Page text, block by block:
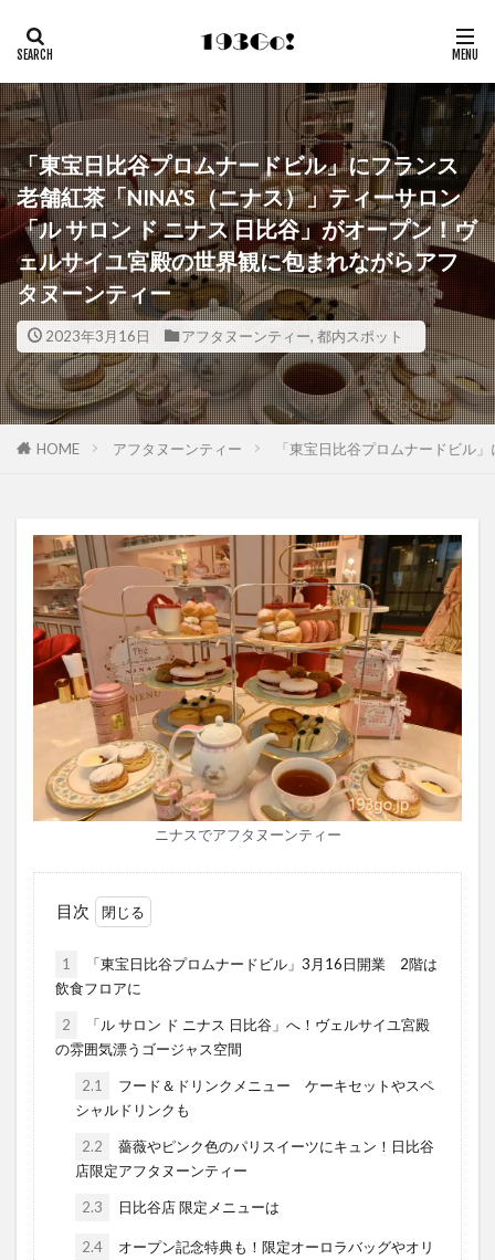
「東宝日比谷プロムナードビル」にフランス
老舗紅茶「NINA’S（ニナス）」ティーサロン
「ル サロン ド ニナス 日比谷」がオープン！ヴ
ェルサイユ宮殿の世界観に包まれながらアフ
タヌーンティー
2023年3月16日 アフタヌーンティー, 都内スポット
HOME アフタヌーンティー 「東宝日比谷プロムナードビル
ニナスでアフタヌーンティー
目次
1
「東宝日比谷プロムナードビル」3月16日開業 2階は
飲食フロアに
2
「ル サロン ド ニナス 日比谷」へ！ヴェルサイユ宮殿
の雰囲気漂うゴージャス空間
2.1
フード＆ドリンクメニュー ケーキセットやスペ
シャルドリンクも
2.2
薔薇やピンク色のパリスイーツにキュン！日比谷
店限定アフタヌーンティー
2.3 日比谷店 限定メニューは
2.4
オープン記念特典も！限定オーロラバッグやオリ